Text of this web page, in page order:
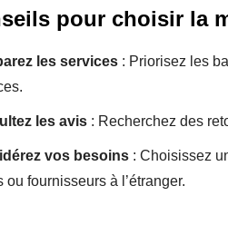
pour choisir la
les services : Priorisez les
les avis : Recherchez des
vos besoins : Choisissez
ou fournisseurs à l’étranger.